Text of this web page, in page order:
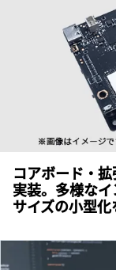
コアボード・
実装。多様な
サイズの小型